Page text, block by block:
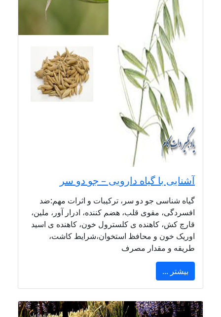
آشنایی با گیاه دارویی – جو دو سر
گیاه شناسی جو دو سر، ترکیبات و اثرات مهم:ضد
افسردگی، مقوی قلب، هضم کننده، ادرار آور، ملین،
قارچ کش، کاهنده ی کلسترول خون، کاهنده ی اسید
اوریک خون و محافظ استخوان،شرایط کاشت،
طریقه و مقدار مصرف
بیشتر ...